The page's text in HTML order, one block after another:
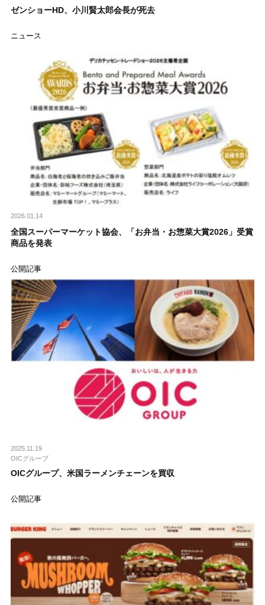
ゼンショーHD、小川賢太郎会長が死去
ニュース
2026.01.14
全国スーパーマーケット協会、「お弁当・お惣菜大賞2026」受賞
商品を発表
公開記事
2025.11.19
OICグループ
OICグループ、米国ラーメンチェーンを買収
公開記事